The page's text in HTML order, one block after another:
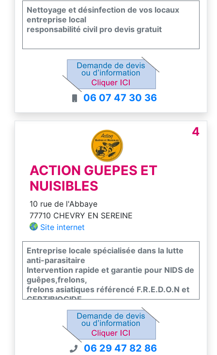
Nettoyage et désinfection de vos locaux
entreprise local
responsabilité civil pro devis gratuit
06 07 47 30 36
4
ACTION GUEPES ET
NUISIBLES
10 rue de l'Abbaye
77710 CHEVRY EN SEREINE
Site internet
Entreprise locale spécialisée dans la lutte
anti-parasitaire
Intervention rapide et garantie pour NIDS de
guêpes,frelons,
frelons asiatiques référencé F.R.E.D.O.N et
CERTIBIOCIDE
techniques et produits respectueux de l
environnement
7/7 secteur 77/91/45/89
06 29 47 82 86